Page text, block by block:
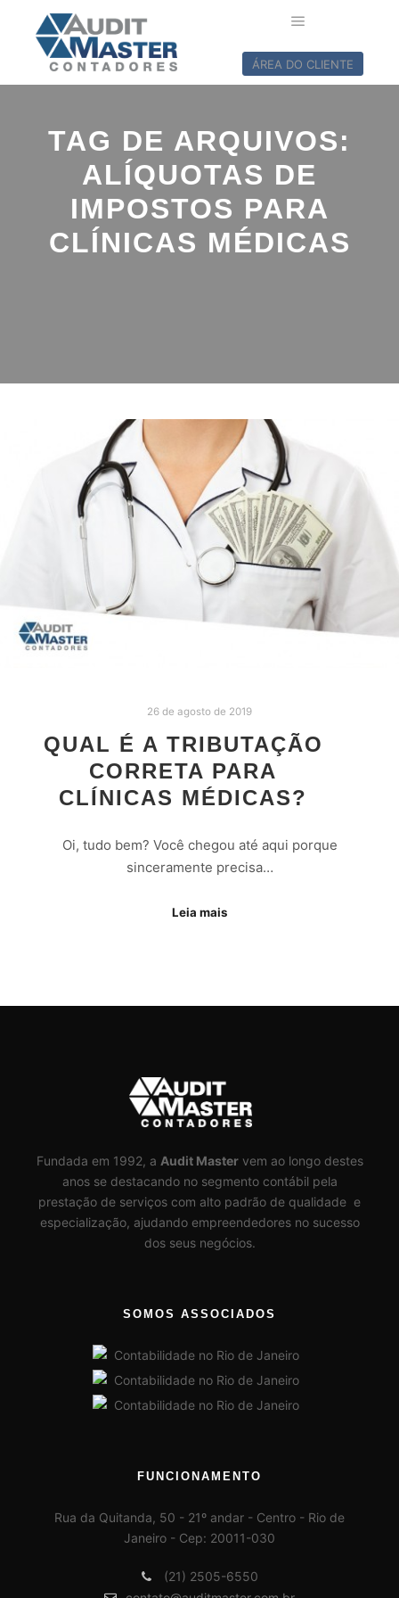
ÁREA DO CLIENTE
TAG DE ARQUIVOS:
ALÍQUOTAS DE
IMPOSTOS PARA
CLÍNICAS MÉDICAS
26 de agosto de 2019
QUAL É A TRIBUTAÇÃO
CORRETA PARA
CLÍNICAS MÉDICAS?
Oi, tudo bem? Você chegou até aqui porque
sinceramente precisa…
Leia mais
Fundada em 1992, a Audit Mastervem ao longo destes
anos se destacando no segmento contábil pela
prestação de serviços com alto padrão de qualidade e
especialização, ajudando empreendedores no sucesso
dos seus negócios.
SOMOS ASSOCIADOS
FUNCIONAMENTO
Rua da Quitanda, 50 - 21º andar - Centro - Rio de
Janeiro - Cep: 20011-030
(21) 2505-6550